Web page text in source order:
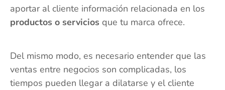
aportar al cliente información relacionada en los
productos o servicios que tu marca ofrece.
Del mismo modo, es necesario entender que las
ventas entre negocios son complicadas, los
tiempos pueden llegar a dilatarse y el cliente